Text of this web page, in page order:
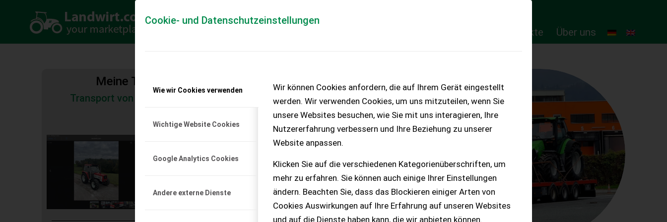
Cookie- und Datenschutzeinstellungen
Wie wir Cookies verwenden
Wichtige Website Cookies
Google Analytics Cookies
Andere externe Dienste
Wir können Cookies anfordern, die auf Ihrem Gerät eingestellt
werden. Wir verwenden Cookies, um uns mitzuteilen, wenn Sie
unsere Websites besuchen, wie Sie mit uns interagieren, Ihre
Nutzererfahrung verbessern und Ihre Beziehung zu unserer
Website anpassen.
Klicken Sie auf die verschiedenen Kategorienüberschriften, um
mehr zu erfahren. Sie können auch einige Ihrer Einstellungen
ändern. Beachten Sie, dass das Blockieren einiger Arten von
Cookies Auswirkungen auf Ihre Erfahrung auf unseren Websites
und auf die Dienste haben kann, die wir anbieten können.
Online-Produkte Über uns
Meine Transportkostenanfrage
Transport von Land- und Baumaschinen – KEINE